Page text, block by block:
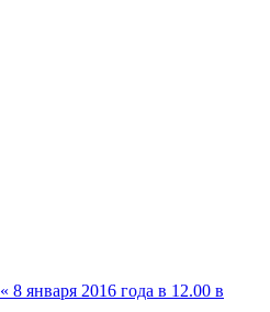
« 8 января 2016 года в 12.00 в